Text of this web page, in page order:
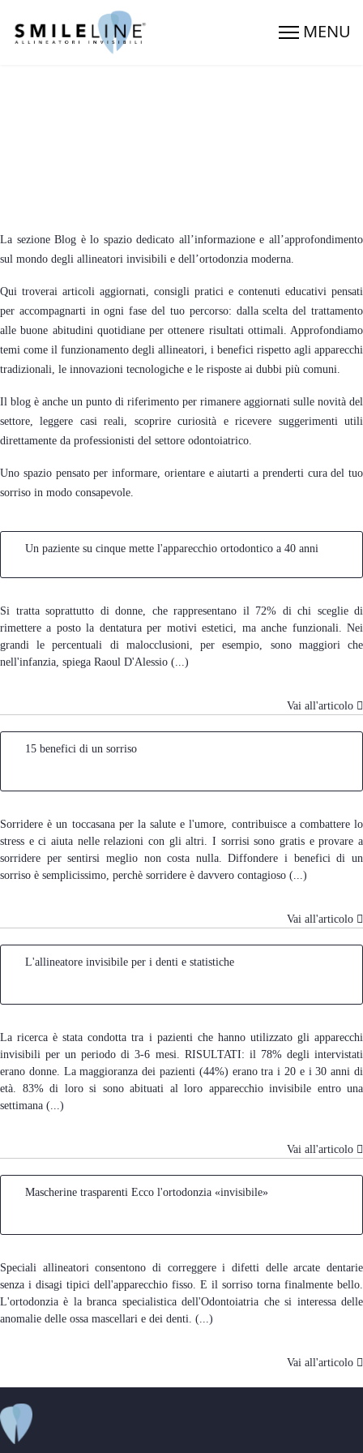
La sezione Blog è lo spazio dedicato all’informazione e all’approfondimento
sul mondo degli allineatori invisibili e dell’ortodonzia moderna.
Qui troverai articoli aggiornati, consigli pratici e contenuti educativi pensati
per accompagnarti in ogni fase del tuo percorso: dalla scelta del trattamento
alle buone abitudini quotidiane per ottenere risultati ottimali. Approfondiamo
temi come il funzionamento degli allineatori, i benefici rispetto agli apparecchi
tradizionali, le innovazioni tecnologiche e le risposte ai dubbi più comuni.
Il blog è anche un punto di riferimento per rimanere aggiornati sulle novità del
settore, leggere casi reali, scoprire curiosità e ricevere suggerimenti utili
direttamente da professionisti del settore odontoiatrico.
Uno spazio pensato per informare, orientare e aiutarti a prenderti cura del tuo
sorriso in modo consapevole.
Un paziente su cinque mette l'apparecchio ortodontico a 40 anni
Si tratta soprattutto di donne, che rappresentano il 72% di chi sceglie di
rimettere a posto la dentatura per motivi estetici, ma anche funzionali. Nei
grandi le percentuali di malocclusioni, per esempio, sono maggiori che
nell'infanzia, spiega Raoul D'Alessio (...)
Vai all'articolo
15 benefici di un sorriso
Sorridere è un toccasana per la salute e l'umore, contribuisce a combattere lo
stress e ci aiuta nelle relazioni con gli altri. I sorrisi sono gratis e provare a
sorridere per sentirsi meglio non costa nulla. Diffondere i benefici di un
sorriso è semplicissimo, perchè sorridere è davvero contagioso (...)
Vai all'articolo
L'allineatore invisibile per i denti e statistiche
La ricerca è stata condotta tra i pazienti che hanno utilizzato gli apparecchi
invisibili per un periodo di 3-6 mesi. RISULTATI: il 78% degli intervistati
erano donne. La maggioranza dei pazienti (44%) erano tra i 20 e i 30 anni di
età. 83% di loro si sono abituati al loro apparecchio invisibile entro una
settimana (...)
Vai all'articolo
Mascherine trasparenti Ecco l'ortodonzia «invisibile»
Speciali allineatori consentono di correggere i difetti delle arcate dentarie
senza i disagi tipici dell'apparecchio fisso. E il sorriso torna finalmente bello.
L'ortodonzia è la branca specialistica dell'Odontoiatria che si interessa delle
anomalie delle ossa mascellari e dei denti. (...)
Vai all'articolo